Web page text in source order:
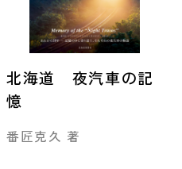
北海道 夜汽車の記
憶
番匠克久 著